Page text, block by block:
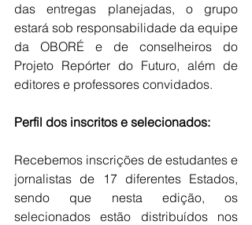
das entregas planejadas, o grupo
estará sob responsabilidade da equipe
da OBORÉ e de conselheiros do
Projeto Repórter do Futuro, além de
editores e professores convidados.
Perfil dos inscritos e selecionados:
Recebemos inscrições de estudantes e
jornalistas de 17 diferentes Estados,
sendo que nesta edição, os
selecionados estão distribuídos nos